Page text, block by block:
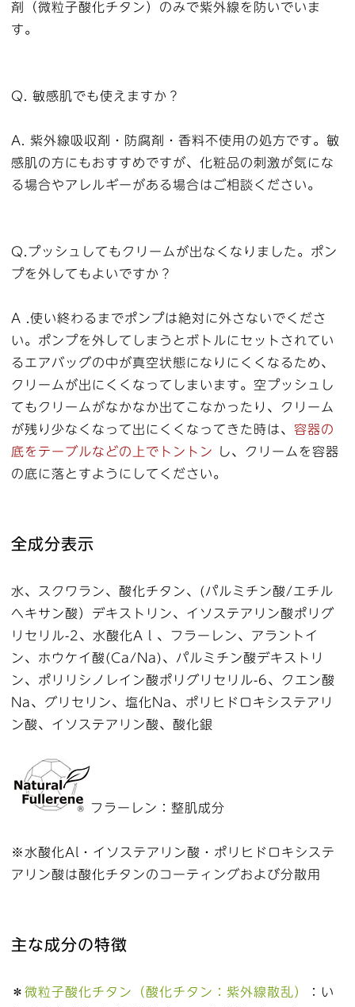
剤（微粒子酸化チタン）のみで紫外線を防いでいま
す。
Q. 敏感肌でも使えますか？
A. 紫外線吸収剤・防腐剤・香料不使用の処方です。敏
感肌の方にもおすすめですが、化粧品の刺激が気にな
る場合やアレルギーがある場合はご相談ください。
Q.プッシュしてもクリームが出なくなりました。ポン
プを外してもよいですか？
A .使い終わるまでポンプは絶対に外さないでくださ
い。ポンプを外してしまうとボトルにセットされてい
るエアバッグの中が真空状態になりにくくなるため、
クリームが出にくくなってしまいます。空プッシュし
てもクリームがなかなか出てこなかったり、クリーム
が残り少なくなって出にくくなってきた時は、 容器の
底をテーブルなどの上でトントン
し、クリームを容器
の底に落とすようにしてください。
全成分表示
水、スクワラン、酸化チタン、(パルミチン酸/エチル
ヘキサン酸）デキストリン、イソステアリン酸ポリグ
リセリル-2、水酸化Aｌ、フラーレン、アラントイ
ン、ホウケイ酸(Ca/Na)、パルミチン酸デキストリ
ン、ポリリシノレイン酸ポリグリセリル-6、クエン酸
Na、グリセリン、塩化Na、ポリヒドロキシステアリ
ン酸、イソステアリン酸、酸化銀
フラーレン：整肌成分
※水酸化Al・イソステアリン酸・ポリヒドロキシステ
アリン酸は酸化チタンのコーティングおよび分散用
主な成分の特徴
＊ 微粒子酸化チタン（酸化チタン：紫外線散乱）
：い